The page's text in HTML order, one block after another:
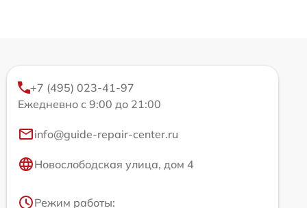
+7 (495) 023-41-97
Ежедневно с 9:00 до 21:00
info@guide-repair-center.ru
Новослободская улица, дом 4
Режим работы: